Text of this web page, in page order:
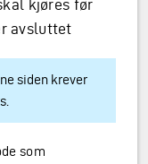
kjøres før
avsluttet
siden krever
som